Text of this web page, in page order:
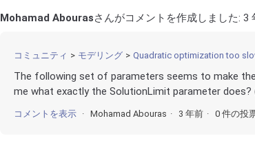
Mohamad Abourasさんがコメントを作成しました: 3
コミュニティ モデリング Quadratic optimization too
The following set of parameters seems to make
me what exactly the SolutionLimit parameter
コメントを表示 Mohamad Abouras 3 年前 0 件の投